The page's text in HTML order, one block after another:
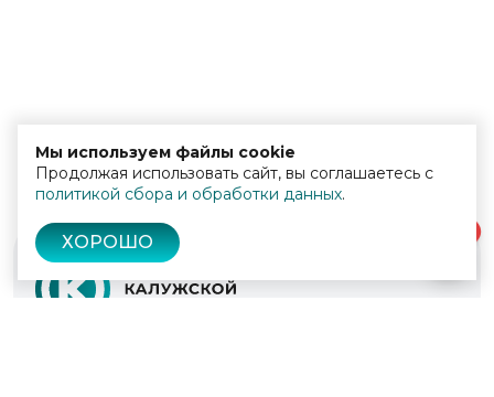
Мы используем файлы cookie
Продолжая использовать сайт, вы соглашаетесь с
политикой сбора и обработки данных.
ХОРОШО